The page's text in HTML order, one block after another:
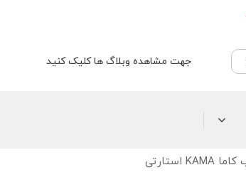
جهت مشاهده وبلاگ ها کلیک کنید